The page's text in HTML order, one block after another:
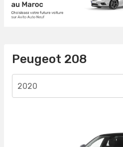
Peugeot 208
2020